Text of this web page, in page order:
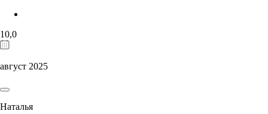
10,0
август 2025
Наталья